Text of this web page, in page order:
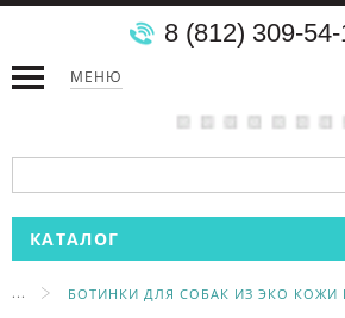
МЕНЮ
8 (812) 309-
КАТАЛОГ
... БОТИНКИ ДЛЯ СОБАК ИЗ ЭКО КОЖИ